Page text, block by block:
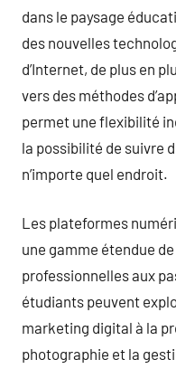
dans le paysage
des nouvelles
d’Internet, de plus en
vers des méthodes
permet une flexibilité
la possibilité de suivre
n’importe quel endroit.
Les plateformes
une gamme étendue
professionnelles aux
étudiants peuvent
marketing digital à la
photographie et la